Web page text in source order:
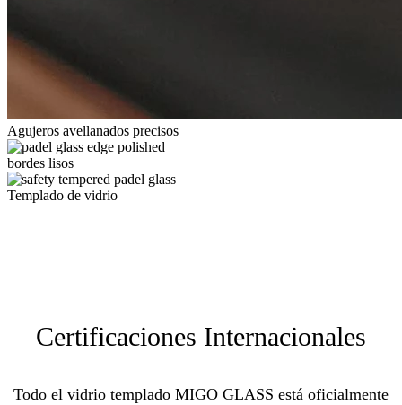
Agujeros avellanados precisos
bordes lisos
Templado de vidrio
Certificaciones Internacionales
Todo el vidrio templado MIGO GLASS está oficialmente